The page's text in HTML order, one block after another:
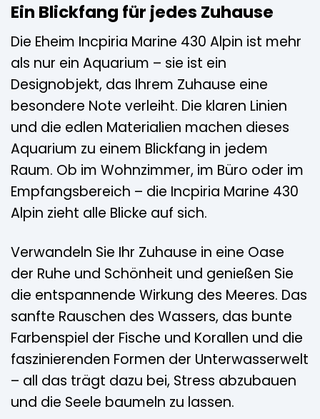
Ein Blickfang für jedes Zuhause
Die Eheim Incpiria Marine 430 Alpin ist mehr
als nur ein Aquarium – sie ist ein
Designobjekt, das Ihrem Zuhause eine
besondere Note verleiht. Die klaren Linien
und die edlen Materialien machen dieses
Aquarium zu einem Blickfang in jedem
Raum. Ob im Wohnzimmer, im Büro oder im
Empfangsbereich – die Incpiria Marine 430
Alpin zieht alle Blicke auf sich.
Verwandeln Sie Ihr Zuhause in eine Oase
der Ruhe und Schönheit und genießen Sie
die entspannende Wirkung des Meeres. Das
sanfte Rauschen des Wassers, das bunte
Farbenspiel der Fische und Korallen und die
faszinierenden Formen der Unterwasserwelt
– all das trägt dazu bei, Stress abzubauen
und die Seele baumeln zu lassen.